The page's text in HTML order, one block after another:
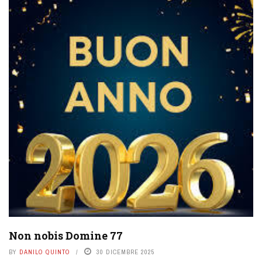
Non nobis Domine 77
BY DANILO QUINTO 30 DICEMBRE 2025